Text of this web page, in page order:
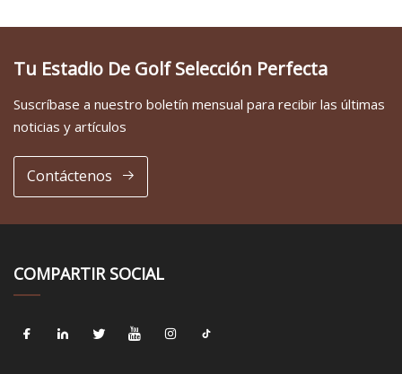
Tu Estadio De Golf Selección Perfecta
Suscríbase a nuestro boletín mensual para recibir las últimas
noticias y artículos
Contáctenos
COMPARTIR SOCIAL